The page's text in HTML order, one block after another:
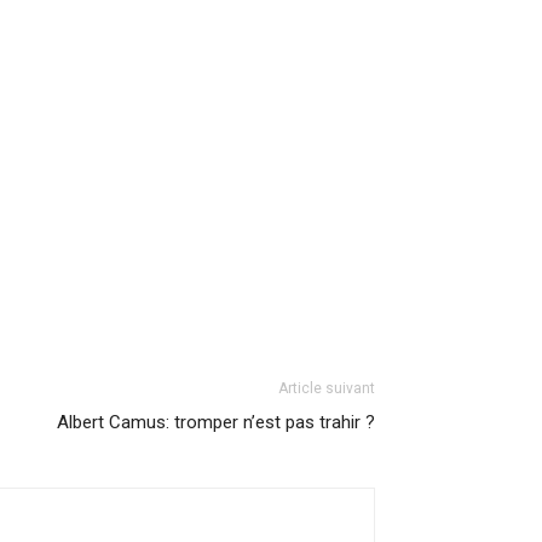
Article suivant
Albert Camus: tromper n’est pas trahir ?